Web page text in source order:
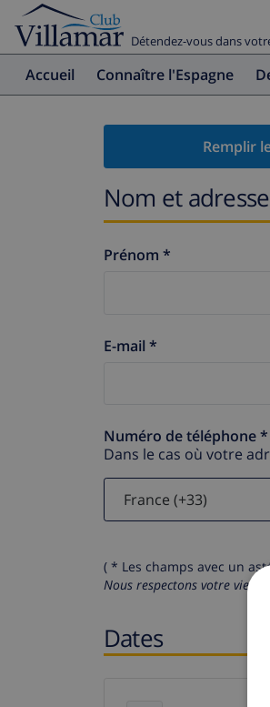
Détendez-vous dans
Accueil Connaître l'Espagne
Remplir
Nom et
Prénom *
E-mail *
Numéro de téléphone *
Dans le cas où votre
( * Les champs avec un
Nous respectons votre vie
Dates